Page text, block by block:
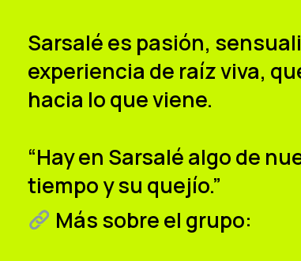
Sarsalé es pasión,
experiencia de raíz viva,
hacia lo que viene.
“Hay en Sarsalé algo de
tiempo y su quejío.”
Más sobre el grupo: